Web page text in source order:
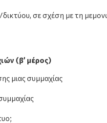
σε σχέση με τη
(β’ μέρος)
μιας συμμαχίας